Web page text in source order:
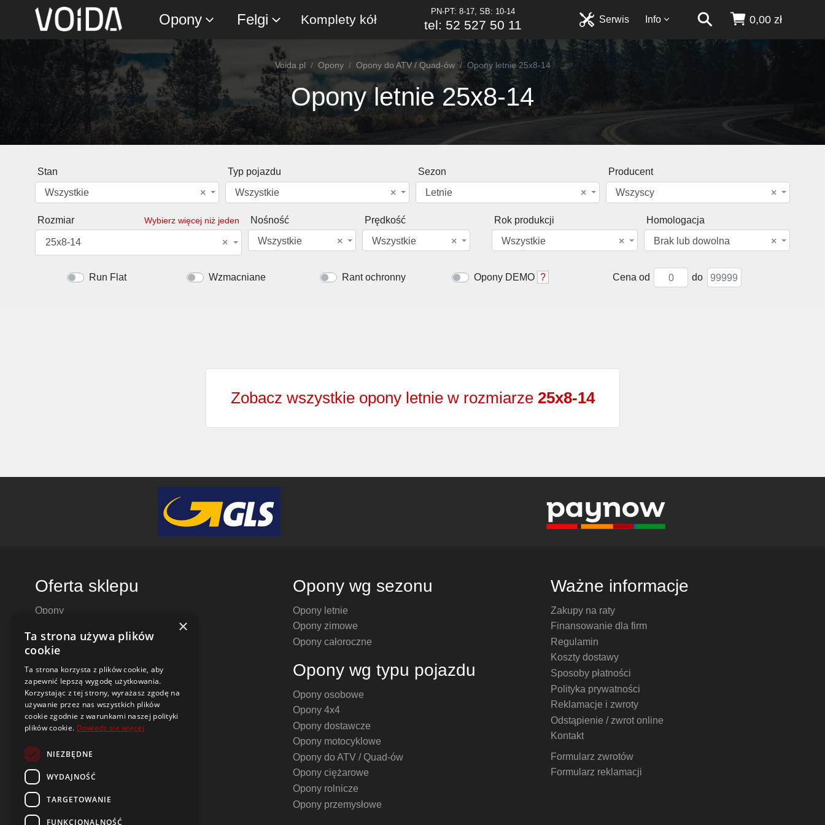
Opony Felgi Komplety kół
PN-PT: 8-17, SB: 10-14
tel: 52 527 50 11 0,00 zł
Info
Serwis
Voida.pl Opony Opony do ATV / Quad-ów Opony letnie 25x8-14
Opony letnie 25x8-14
Stan
×
Wszystkie
Typ pojazdu
×
Wszystkie
Sezon
×
Letnie
Producent
×
Wszyscy
Rozmiar Wybierz więcej niż jeden
×
25x8-14
Nośność
×
Wszystkie
Prędkość
×
Wszystkie
Rok produkcji
×
Wszystkie
Homologacja
×
Brak lub dowolna
Run Flat Wzmacniane Rant ochronny Opony DEMO ? Cena od do
Zobacz wszystkie opony letnie w rozmiarze 25x8-14
Oferta sklepu
Opony
Felgi stalowe
Alufelgi
Komplety kół
Dętki motocyklowe i do skuterów
Czujniki ciśnienia TPMS
Narzędzia i poradniki
Dobór opon i felg do samochodu
Oznaczenia opon
Opony i felgi typu DEMO
Czym jest symbol DOT?
Opony wg sezonu
Opony letnie
Opony zimowe
Opony całoroczne
Opony wg typu pojazdu
Opony osobowe
Opony 4x4
Opony dostawcze
Opony motocyklowe
Opony do ATV / Quad-ów
Opony ciężarowe
Opony rolnicze
Opony przemysłowe
Ważne informacje
Zakupy na raty
Finansowanie dla firm
Regulamin
Koszty dostawy
Sposoby płatności
Polityka prywatności
Reklamacje i zwroty
Odstąpienie / zwrot online
Kontakt
Formularz zwrotów
Formularz reklamacji
×
Ta strona używa plików
cookie
Ta strona korzysta z plików cookie, aby
zapewnić lepszą wygodę użytkowania.
Korzystając z tej strony, wyrażasz zgodę na
używanie przez nas wszystkich plików
cookie zgodnie z warunkami naszej polityki
plików cookie. Dowiedz się więcej
NIEZBĘDNE
WYDAJNOŚĆ
TARGETOWANIE
FUNKCJONALNOŚĆ